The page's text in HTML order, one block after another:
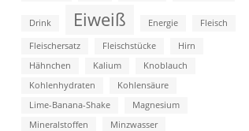
Drink Eiweiß Energie Fleisch
Fleischersatz Fleischstücke
Hirn
Hähnchen
Kalium
Knoblauch
Kohlenhydraten
Kohlensäure
Lime-Banana-Shake
Magnesium
Mineralstoffen
Minzwasser